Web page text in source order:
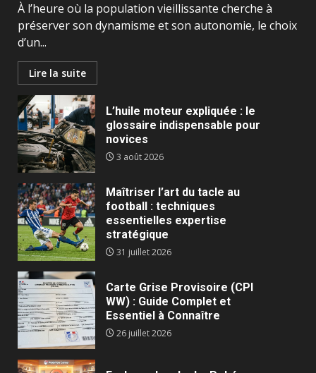
À l’heure où la population vieillissante cherche à
préserver son dynamisme et son autonomie, le choix
d’un...
Lire la suite
L’huile moteur expliquée : le
glossaire indispensable pour
novices
3 août 2026
Maîtriser l’art du tacle au
football : techniques
essentielles expertise
stratégique
31 juillet 2026
Carte Grise Provisoire (CPI
WW) : Guide Complet et
Essentiel à Connaître
26 juillet 2026